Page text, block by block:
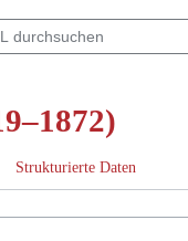
Strukturierte Daten